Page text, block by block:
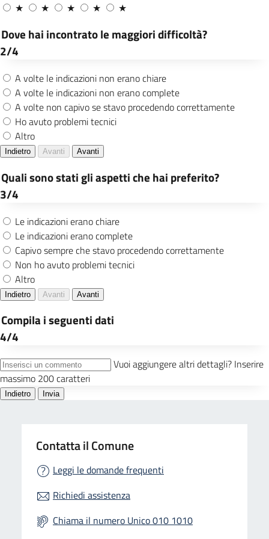
Contatta il Comune
Leggi le domande frequenti
Richiedi assistenza
Chiama il numero Unico 010 1010